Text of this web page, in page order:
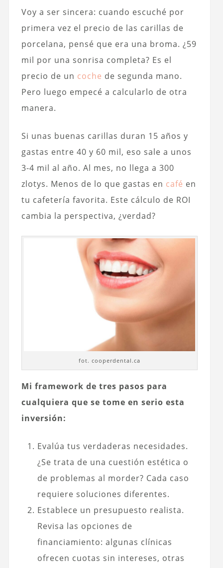
Voy a ser sincera: cuando escuché por
primera vez el precio de las carillas de
porcelana, pensé que era una broma. ¿59
mil por una sonrisa completa? Es el
precio de un coche de segunda mano.
Pero luego empecé a calcularlo de otra
manera.
Si unas buenas carillas duran 15 años y
gastas entre 40 y 60 mil, eso sale a unos
3-4 mil al año. Al mes, no llega a 300
zlotys. Menos de lo que gastas en café en
tu cafetería favorita. Este cálculo de ROI
cambia la perspectiva, ¿verdad?
fot. cooperdental.ca
Mi framework de tres pasos para
cualquiera que se tome en serio esta
inversión:
Evalúa tus verdaderas necesidades.
¿Se trata de una cuestión estética o
de problemas al morder? Cada caso
requiere soluciones diferentes.
Establece un presupuesto realista.
Revisa las opciones de
financiamiento: algunas clínicas
ofrecen cuotas sin intereses, otras